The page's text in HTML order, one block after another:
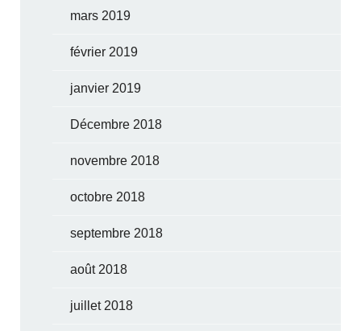
mars 2019
février 2019
janvier 2019
Décembre 2018
novembre 2018
octobre 2018
septembre 2018
août 2018
juillet 2018